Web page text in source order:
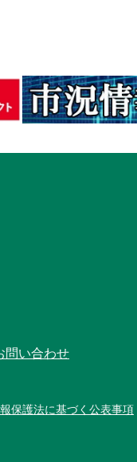
問い合わせ
保護法に基づく公表事項